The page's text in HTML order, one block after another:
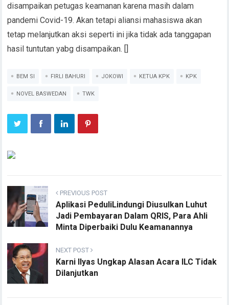
disampaikan petugas keamanan karena masih dalam
pandemi Covid-19. Akan tetapi aliansi mahasiswa akan
tetap melanjutkan aksi seperti ini jika tidak ada tanggapan
hasil tuntutan yabg disampaikan. []
BEM SI FIRLI BAHURI JOKOWI KETUA KPK KPK
NOVEL BASWEDAN TWK
PREVIOUS POST
Aplikasi PeduliLindungi Diusulkan Luhut
Jadi Pembayaran Dalam QRIS, Para Ahli
Minta Diperbaiki Dulu Keamanannya
NEXT POST
Karni Ilyas Ungkap Alasan Acara ILC Tidak
Dilanjutkan